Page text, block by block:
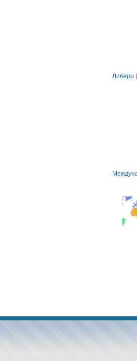
Либеро